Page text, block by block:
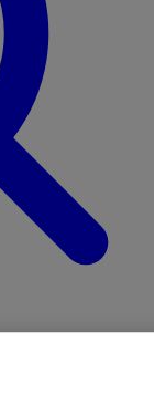
SUGEREBarba